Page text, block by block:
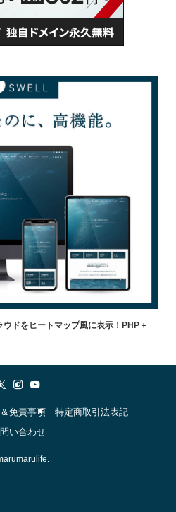
ウドをヒートマップ風に表示！PHP＋
免責事項
特定商取引法表記
い合わせ